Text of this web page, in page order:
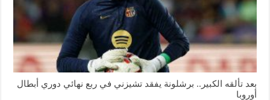
بعد تألقه الكبير.. برشلونة يفقد تشيزني في ربع نهائي دوري أبطال
أوروبا